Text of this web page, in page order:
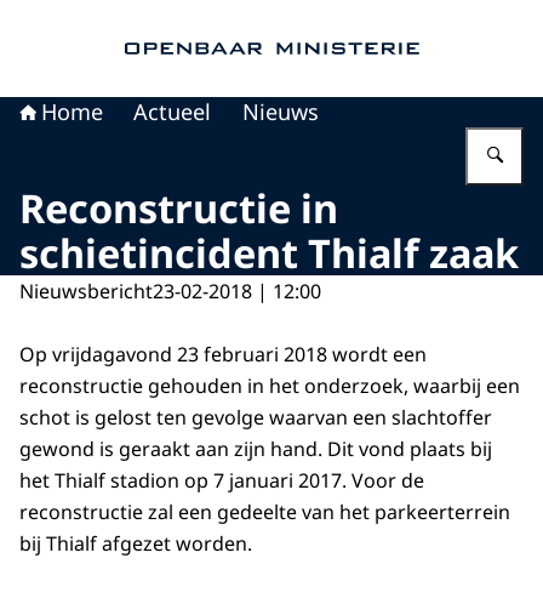
Home Actueel Nieuws
Reconstructie in
schietincident Thialf zaak
Nieuwsbericht23-02-2018 | 12:00
Op vrijdagavond 23 februari 2018 wordt een
reconstructie gehouden in het onderzoek, waarbij een
schot is gelost ten gevolge waarvan een slachtoffer
gewond is geraakt aan zijn hand. Dit vond plaats bij
het Thialf stadion op 7 januari 2017. Voor de
reconstructie zal een gedeelte van het parkeerterrein
bij Thialf afgezet worden.